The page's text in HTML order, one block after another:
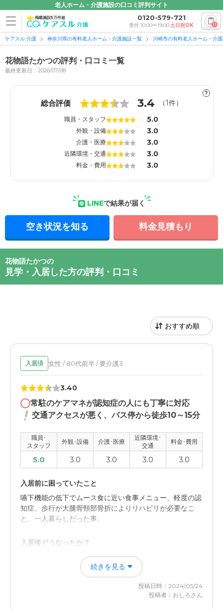
老人ホーム・介護施設の口コミ評判サイト
掲載施設5万件超 0120-579-721
受付 10:00〜19:00土日祝OK 0
ケアスル 介護 神奈川県の有料老人ホーム・介護施設一覧 川崎市の有料老人ホーム・介
花物語たかつの評判・口コミ一覧
最終更新日：2026/07/08
?
総合評価 3.4 （1件）
職員・スタッフ 5.0
外観・設備 3.0
介護・医療 3.0
近隣環境・交通 3.0
料金・費用 3.0
LINEで結果が届く
空き状況を知る 料金見積もり
花物語たかつの
見学・入居した方の評判・口コミ
入居済 女性 / 80代前半 / 要介護3
3.40
常駐のケアマネが認知症の人にも丁寧に対応
交通アクセスが悪く、バス停から徒歩10～15分
職員･
スタッフ
外観･設備 介護･医療
近隣環境･
交通
料金･費用
5.0 3.0 3.0 3.0 3.0
入居前に困っていたこと
嚥下機能の低下でムース食に近い食事メニュー、軽度の認
知症、歩行が大腿骨頸部骨折によりリハビリが必要なこ
と、一人暮らしだった事。
入居後どうなったか？
まず食事はかなり助かりました。一か月全てではなく、シ
ョートステイで14日ほど預けていました。食事、入浴、排
泄と全部やってくれているのでかなり助かりました。
続きを見る
投稿日時：2024/05/24
投稿者：おしろさん